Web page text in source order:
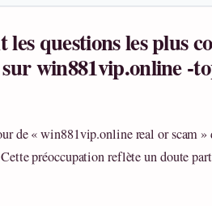
les questions les plus
win881vip.online -
de « win881vip.online real or scam
Cette préoccupation reflète un doute